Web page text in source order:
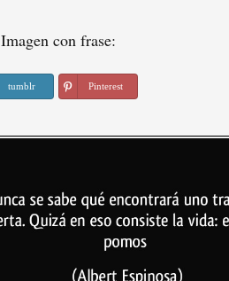
Imagen con frase:
tumblr Pinterest